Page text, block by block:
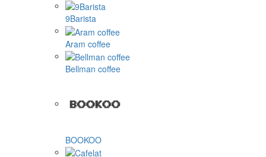
9Barista
Aram coffee
Bellman coffee
BOOKOO